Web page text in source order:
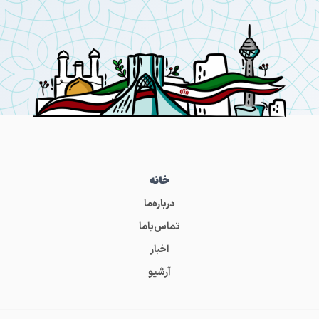
خانه
درباره‌ما
تماس‌باما
اخبار
آرشیو